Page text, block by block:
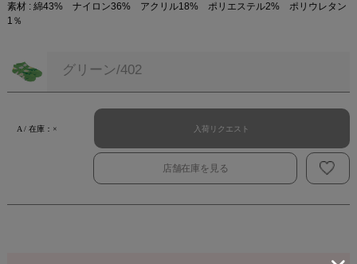
素材 : 綿43% ナイロン36% アクリル18% ポリエステル2% ポリウレタン
1％
グリーン/402
A / 在庫：× 入荷リクエスト
店舗在庫を見る